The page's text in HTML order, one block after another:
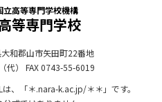
立高等専門学校機構
等専門学校
和郡山市矢田町22番地
代）
FAX 0743-55-6019
、「＊.nara-k.ac.jp/＊＊」です。